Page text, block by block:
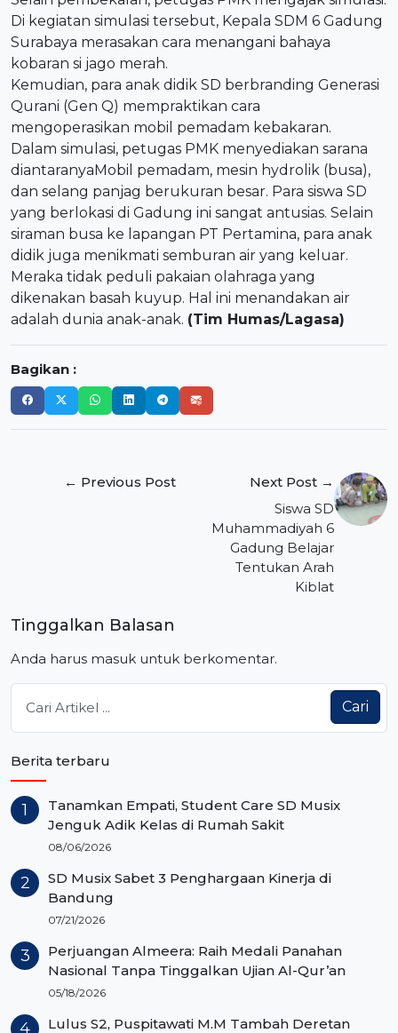
Di kegiatan simulasi tersebut, Kepala SDM 6 Gadung
Surabaya merasakan cara menangani bahaya
kobaran si jago merah.
Kemudian, para anak didik SD berbranding Generasi
Qurani (Gen Q) mempraktikan cara
mengoperasikan mobil pemadam kebakaran.
Dalam simulasi, petugas PMK menyediakan sarana
diantaranyaMobil pemadam, mesin hydrolik (busa),
dan selang panjag berukuran besar. Para siswa SD
yang berlokasi di Gadung ini sangat antusias. Selain
siraman busa ke lapangan PT Pertamina, para anak
didik juga menikmati semburan air yang keluar.
Meraka tidak peduli pakaian olahraga yang
dikenakan basah kuyup. Hal ini menandakan air
adalah dunia anak-anak. (Tim Humas/Lagasa)
Bagikan :
← Previous Post
Next Post →
Siswa SD
Muhammadiyah 6
Gadung Belajar
Tentukan Arah
Kiblat
Tinggalkan Balasan
Anda harus masuk untuk berkomentar.
Cari
Berita terbaru
Tanamkan Empati, Student Care SD Musix
Jenguk Adik Kelas di Rumah Sakit
08/06/2026
SD Musix Sabet 3 Penghargaan Kinerja di
Bandung
07/21/2026
Perjuangan Almeera: Raih Medali Panahan
Nasional Tanpa Tinggalkan Ujian Al-Qur’an
05/18/2026
Lulus S2, Puspitawati M.M Tambah Deretan